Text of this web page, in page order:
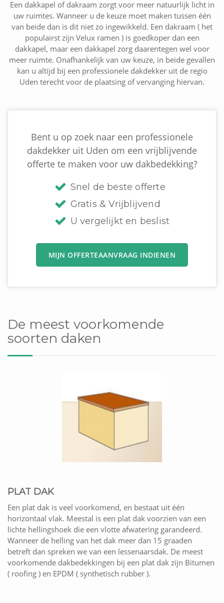
Een dakkapel of dakraam zorgt voor meer natuurlijk licht in
uw ruimtes. Wanneer u de keuze moet maken tussen één
van beide dan is dit niet zo ingewikkeld. Een dakraam ( het
populairst zijn Velux ramen ) is goedkoper dan een
dakkapel, maar een dakkapel zorg daarentegen wel voor
meer ruimte. Onafhankelijk van uw keuze, in beide gevallen
kan u altijd bij een professionele dakdekker uit de regio
Uden terecht voor de plaatsing of vervanging hiervan.
Bent u op zoek naar een professionele
dakdekker uit Uden om een vrijblijvende
offerte te maken voor uw dakbedekking?
Snel de beste offerte
Gratis & Vrijblijvend
U vergelijkt en beslist
MIJN OFFERTEAANVRAAG INDIENEN
De meest voorkomende
soorten daken
PLAT DAK
Een plat dak is veel voorkomend, en bestaat uit één
horizontaal vlak. Meestal is een plat dak voorzien van een
lichte hellingshoek die een vlotte afwatering garandeerd.
Wanneer de helling van het dak meer dan 15 graaden
betreft dan spreken we van een lessenaarsdak. De meest
voorkomende dakbedekkingen bij een plat dak zijn Bitumen
( roofing ) en EPDM ( synthetisch rubber ).